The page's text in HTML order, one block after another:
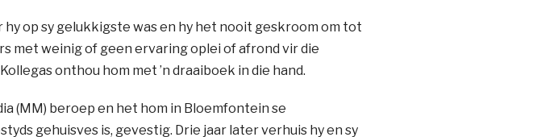
hy op sy gelukkigste was en hy het nooit geskroom om tot
met weinig of geen ervaring oplei of afrond vir die
onthou hom met ’n draaiboek in die hand.
(MM) beroep en het hom in Bloemfontein se
gehuisves is, gevestig. Drie jaar later verhuis hy en sy